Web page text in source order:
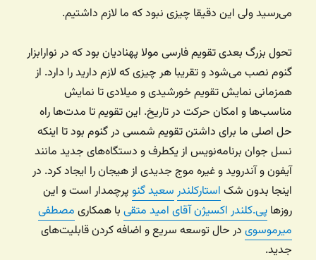
می‌رسید ولی این دقیقا چیزی نبود که ما لازم داشتیم.
تحول بزرگ بعدی تقویم فارسی مولا پهنادیان بود که در نوارابزار
گنوم نصب می‌شود و تقریبا هر چیزی که لازم دارید را دارد. از
همزمانی نمایش تقویم خورشیدی و میلادی تا نمایش
مناسب‌ها و امکان حرکت در تاریخ. این تقویم تا مدت‌ها راه
حل اصلی ما برای داشتن تقویم شمسی در گنوم بود تا اینکه
نسل جوان برنامه‌نویس از یکطرف و دستگاه‌های جدید مانند
آیفون و آندروید و غیره موج جدیدی از هیجان را ایجاد کرد. در
اینجا بدون شک استارکلندر سعید گنو پرچمدار است و این
روزهاپی.کلندر اکسیژن آقای امید متقی با همکاری مصطفی
میرموسوی در حال توسعه سریع و اضافه کردن قابلیت‌های
جدید.